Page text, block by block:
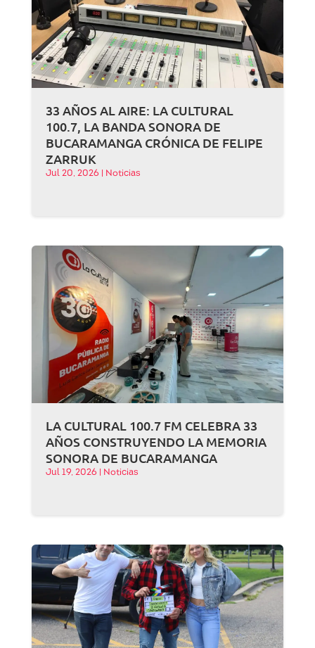
33 AÑOS AL AIRE: LA CULTURAL
100.7, LA BANDA SONORA DE
BUCARAMANGA CRÓNICA DE FELIPE
ZARRUK
Jul 20, 2026 Noticias
LA CULTURAL 100.7 FM CELEBRA 33
AÑOS CONSTRUYENDO LA MEMORIA
SONORA DE BUCARAMANGA
Jul 19, 2026 Noticias